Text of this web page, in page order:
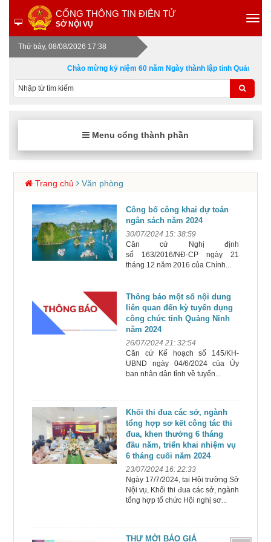
CỔNG THÔNG TIN ĐIỆN TỬ
SỞ NỘI VỤ
Thứ bảy, 08/08/2026 17:38
Chào mừng kỷ niệm 60 năm Ngày thành lập tỉnh Quảng
Menu cổng thành phần
Trang chủ Văn phòng
Công bố công khai dự toán
ngân sách năm 2024
30/07/2024 15: 38:59
Căn cứ Nghị định
số 163/2016/NĐ-CP ngày 21
tháng 12 năm 2016 của Chính...
Thông báo một số nội dung
liên quan đến kỳ tuyển dụng
công chức tỉnh Quảng Ninh
năm 2024
26/07/2024 21: 32:54
Căn cứ Kế hoạch số 145/KH-
UBND ngày 04/6/2024 của Ủy
ban nhân dân tỉnh về tuyển...
Khối thi đua các sở, ngành
tổng hợp sơ kết công tác thi
đua, khen thưởng 6 tháng
đầu năm, triển khai nhiệm vụ
6 tháng cuối năm 2024
23/07/2024 16: 22:33
Ngày 17/7/2024, tại Hội trường Sở
Nội vụ, Khối thi đua các sở, ngành
tổng hợp tổ chức Hội nghị sơ...
THƯ MỜI BÁO GIÁ